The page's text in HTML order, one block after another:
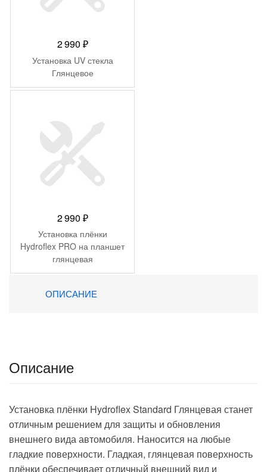
2 990 ₽
Установка UV стекла
Глянцевое
2 990 ₽
Установка плёнки
Hydroflex PRO на планшет
глянцевая
ОПИСАНИЕ
Описание
Установка плёнки Hydroflex Standard Глянцевая станет
отличным решением для защиты и обновления
внешнего вида автомобиля. Наносится на любые
гладкие поверхности. Гладкая, глянцевая поверхность
плёнки обеспечивает отличный внешний вид и